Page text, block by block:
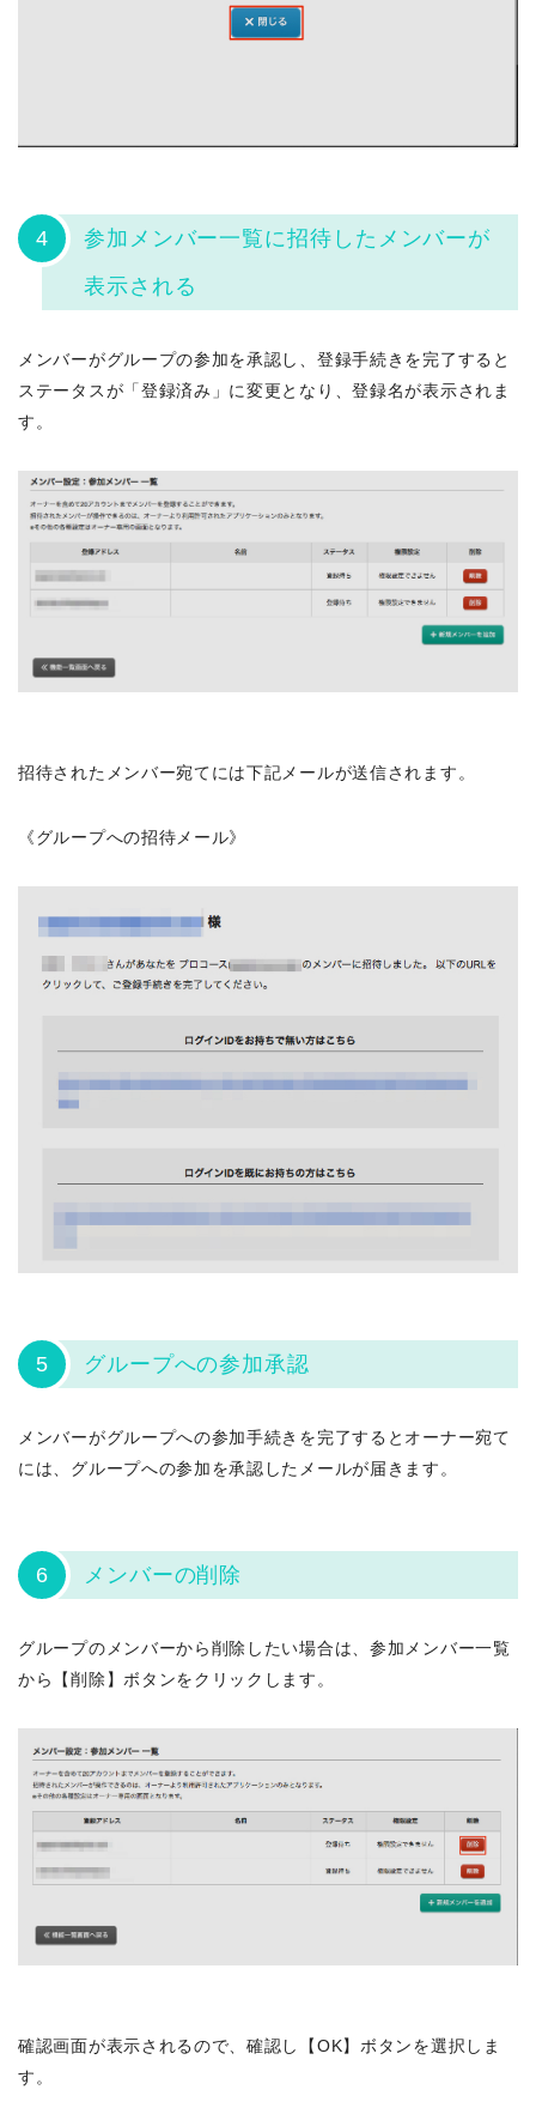
4
参加メンバー一覧に招待したメンバーが
表示される
メンバーがグループの参加を承認し、登録手続きを完了すると
ステータスが「登録済み」に変更となり、登録名が表示されま
す。
招待されたメンバー宛てには下記メールが送信されます。
《グループへの招待メール》
5 グループへの参加承認
メンバーがグループへの参加手続きを完了するとオーナー宛て
には、グループへの参加を承認したメールが届きます。
6 メンバーの削除
グループのメンバーから削除したい場合は、参加メンバー一覧
から【削除】ボタンをクリックします。
確認画面が表示されるので、確認し【OK】ボタンを選択しま
す。